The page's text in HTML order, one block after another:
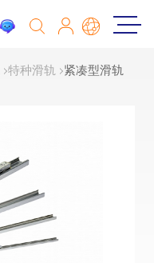
特种滑轨 紧凑型滑轨